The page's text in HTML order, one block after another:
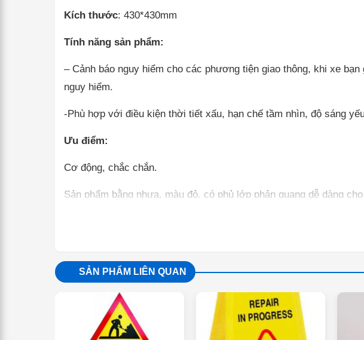
Kích thước: 430*430mm
Tính năng sản phẩm:
– Cảnh báo nguy hiểm cho các phương tiện giao thông, khi xe
nguy hiểm.
-Phù hợp với điều kiện thời tiết xấu, hạn chế tầm nhìn, độ sáng
Ưu điểm:
Cơ động, chắc chắn.
Sản phẩm bằng nhựa, màu đỏ, có phủ lớp phản quang dễ dàng
SẢN PHẨM LIÊN QUAN